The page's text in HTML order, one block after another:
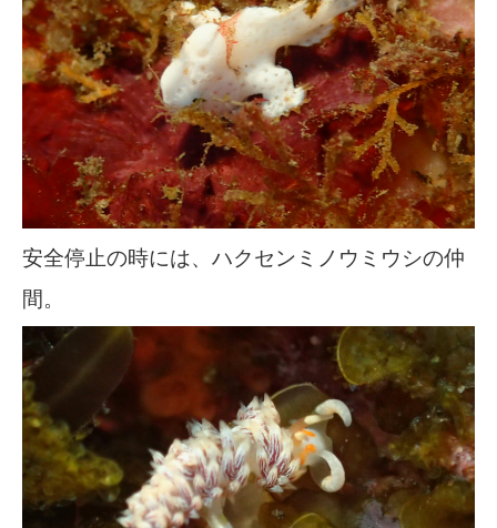
安全停止の時には、ハクセンミノウミウシの仲
間。